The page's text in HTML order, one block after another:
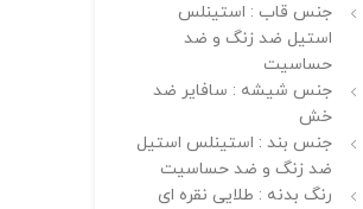
جنس قاب : استینلس
استیل ضد زنگ و ضد
حساسیت
جنس شیشه : سافایر ضد
خش
جنس بند : استینلس استیل
ضد زنگ و ضد حساسیت
رنگ بدنه : طلایی نقره ای